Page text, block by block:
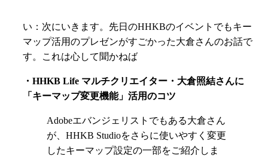
い：次にいきます。先日のHHKBのイベントでもキー
マップ活用のプレゼンがすごかった大倉さんのお話で
す。これは心して聞かねば
・HHKB Life マルチクリエイター・大倉照結さんに
「キーマップ変更機能」活用のコツ
Adobeエバンジェリストでもある大倉さん
が、HHKB Studioをさらに使いやすく変更
したキーマップ設定の一部をご紹介しま